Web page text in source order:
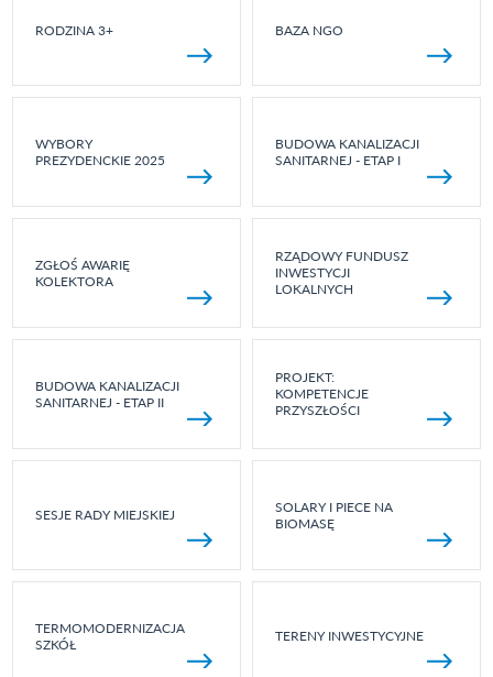
RODZINA 3+ BAZA NGO
WYBORY
PREZYDENCKIE 2025
BUDOWA KANALIZACJI
SANITARNEJ - ETAP I
ZGŁOŚ AWARIĘ
KOLEKTORA
RZĄDOWY FUNDUSZ
INWESTYCJI
LOKALNYCH
BUDOWA KANALIZACJI
SANITARNEJ - ETAP II
PROJEKT:
KOMPETENCJE
PRZYSZŁOŚCI
SESJE RADY MIEJSKIEJ
SOLARY I PIECE NA
BIOMASĘ
TERMOMODERNIZACJA
SZKÓŁ
TERENY INWESTYCYJNE